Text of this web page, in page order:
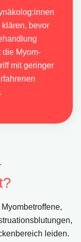
bevor
die Myom-
mit geringer
leiden.